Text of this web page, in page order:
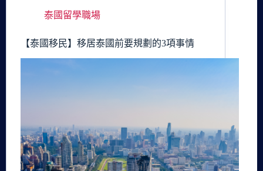
泰國留學職場
【泰國移民】移居泰國前要規劃的3項事情